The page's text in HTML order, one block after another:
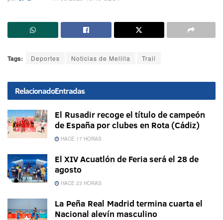
Tags: Deportes Noticias de Melilla Trail
RelacionadoEntradas
El Rusadir recoge el título de campeón
de España por clubes en Rota (Cádiz)
HACE 17 HORAS
El XIV Acuatlón de Feria será el 28 de
agosto
HACE 23 HORAS
La Peña Real Madrid termina cuarta el
Nacional alevín masculino